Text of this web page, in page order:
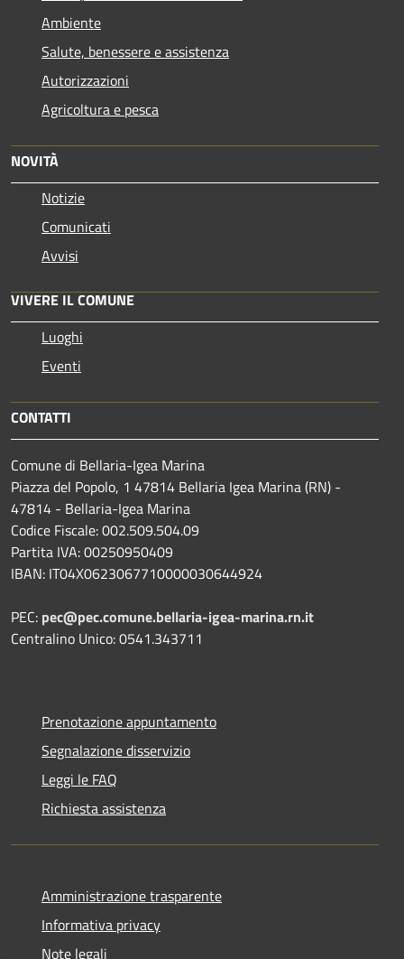
Ambiente
Salute, benessere e assistenza
Autorizzazioni
Agricoltura e pesca
NOVITÀ
Notizie
Comunicati
Avvisi
VIVERE IL COMUNE
Luoghi
Eventi
CONTATTI
Comune di Bellaria-Igea Marina
Piazza del Popolo, 1 47814 Bellaria Igea Marina (RN) -
47814 - Bellaria-Igea Marina
Codice Fiscale: 002.509.504.09
Partita IVA: 00250950409
IBAN: IT04X0623067710000030644924
PEC: pec@pec.comune.bellaria-igea-marina.rn.it
Centralino Unico: 0541.343711
Prenotazione appuntamento
Segnalazione disservizio
Leggi le FAQ
Richiesta assistenza
Amministrazione trasparente
Informativa privacy
Note legali